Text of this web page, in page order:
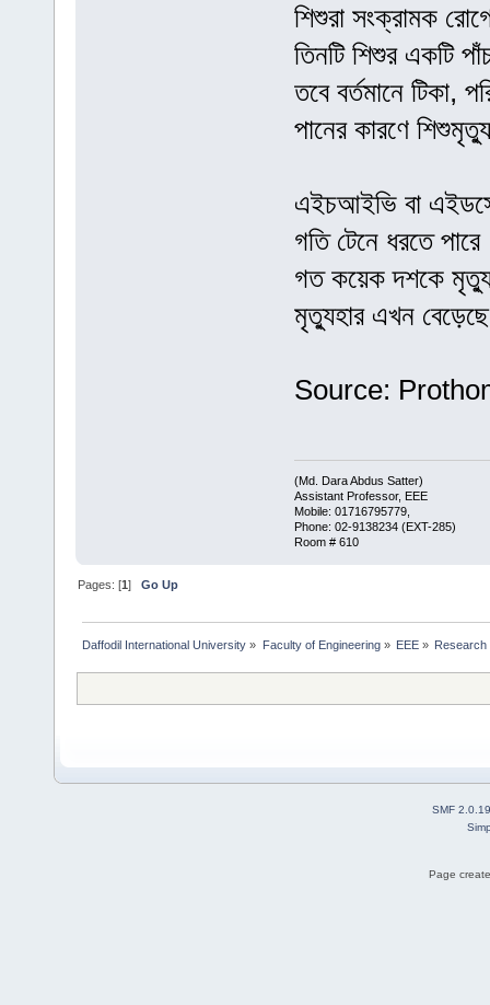
শিশুরা সংক্রামক
তিনটি শিশুর একটি
তবে বর্তমানে টিকা,
পানের কারণে
এইচআইভি বা
গতি টেনে ধরতে
গত কয়েক দশকে
মৃত্যুহার এখন
Source:
(Md. Dara Abdus Satter)
Assistant Professor, EEE
Mobile: 01716795779,
Phone: 02-9138234 (EXT-285)
Room # 610
Pages: [1]Go Up
Daffodil International University » Faculty of Engineering» EEE» Research
SMF 2.0.19
Page